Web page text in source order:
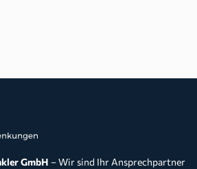
GmbH – Wir sind Ihr Ansprechpartner